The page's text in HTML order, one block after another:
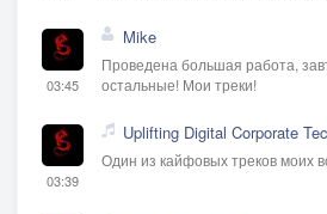
03:45
Mike
Проведена большая работа,
остальные! Мои треки!
03:39
Uplifting Digital Corporate
Один из кайфовых треков моих